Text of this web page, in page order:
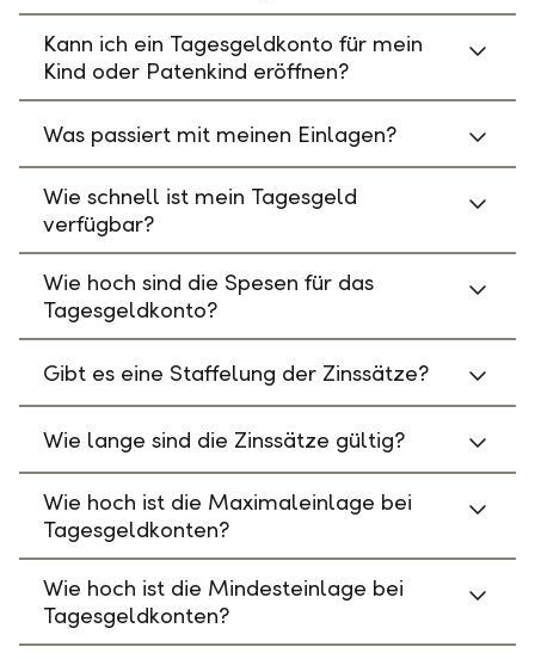
Kann ich ein Tagesgeldkonto für mein
Kind oder Patenkind eröffnen?
Was passiert mit meinen Einlagen?
Wie schnell ist mein Tagesgeld
verfügbar?
Wie hoch sind die Spesen für das
Tagesgeldkonto?
Gibt es eine Staffelung der Zinssätze?
Wie lange sind die Zinssätze gültig?
Wie hoch ist die Maximaleinlage bei
Tagesgeldkonten?
Wie hoch ist die Mindesteinlage bei
Tagesgeldkonten?